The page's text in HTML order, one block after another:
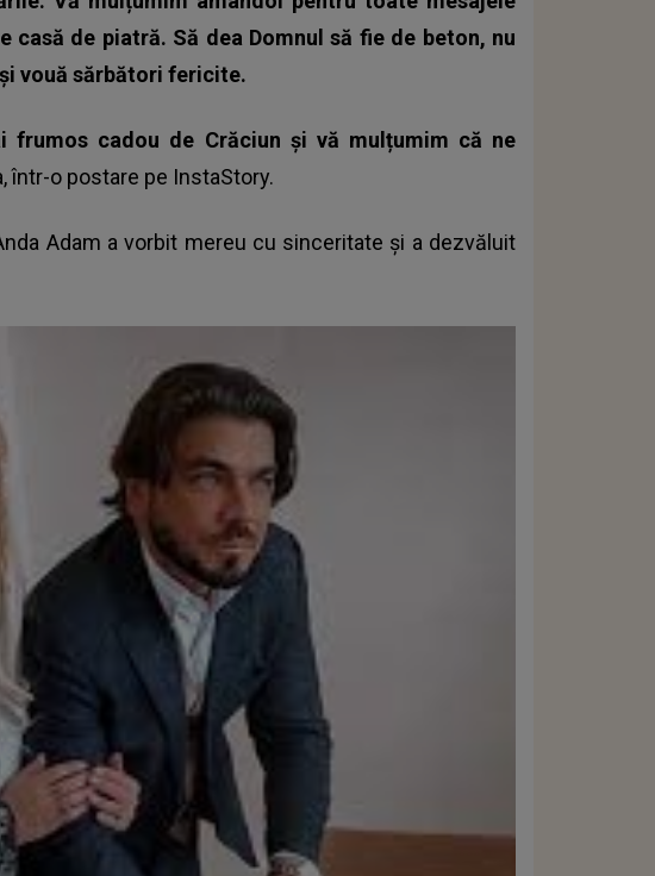
de piatră. Să dea Domnul să fie de beton, nu
vouă sărbători fericite.
frumos cadou de Crăciun și vă mulțumim că ne
într-o postare pe InstaStory.
Adam a vorbit mereu cu sinceritate și a dezvăluit